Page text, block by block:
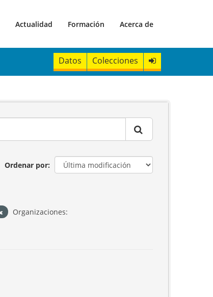
Actualidad Formación Acerca de
Datos Colecciones
Ordenar por
Organizaciones: